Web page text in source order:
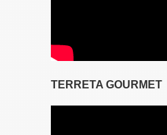
TERRETA GOURMET